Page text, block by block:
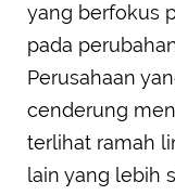
yang berfokus
pada
Perusahaan
cenderung
terlihat ramah
lain yang lebih